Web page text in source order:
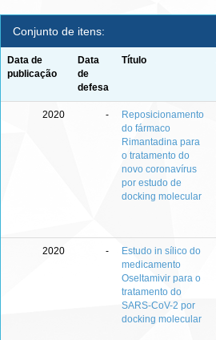
Conjunto de itens:
Data de
publicação
Data
de
defesa
Título
2020 -
Reposicionamento
do fármaco
Rimantadina para
o tratamento do
novo coronavírus
por estudo de
docking molecular
2020 -
Estudo in sílico do
medicamento
Oseltamivir para o
tratamento do
SARS-CoV-2 por
docking molecular